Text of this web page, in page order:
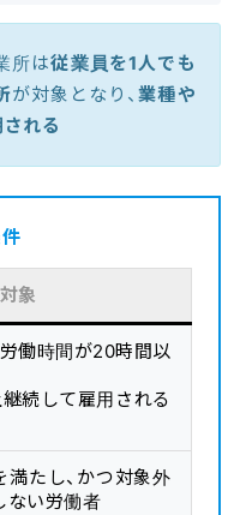
所は従業員を1人でも
が対象となり、業種や
れる
象
労働時間が20時間以
継続して雇用される
満たし、かつ対象外
ない労働者